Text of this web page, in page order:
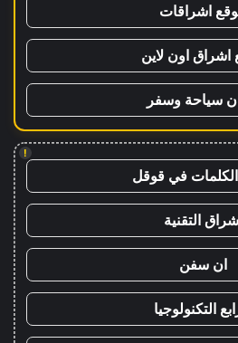
اشراقات
اشراق اون لاين
سياحة وسفر
!
في قوقل
التقنية
ان سفن
التكنولوجيا